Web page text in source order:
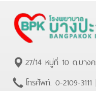
27/14 หมู่ที่ 10 ต.บาง
โทรศัพท์. 0-2109-3111